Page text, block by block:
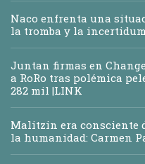
Naco enfrenta una
la tromba y la
Juntan firmas en
a RoRo tras polémica
282 mil |LINK
Malitzin era consciente
la humanidad: Carmen